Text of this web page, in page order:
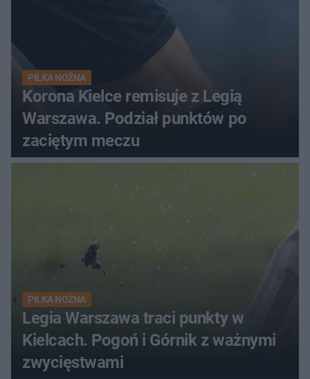
PIŁKA NOŻNA
Korona Kielce remisuje z Legią
Warszawa. Podział punktów po
zaciętym meczu
PIŁKA NOŻNA
Legia Warszawa traci punkty w
Kielcach. Pogoń i Górnik z ważnymi
zwycięstwami